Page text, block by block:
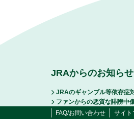
JRAからのお知らせ
JRAのギャンブル等依存症
ファンからの悪質な誹謗中
FAQ/お問い合わせ
サイト